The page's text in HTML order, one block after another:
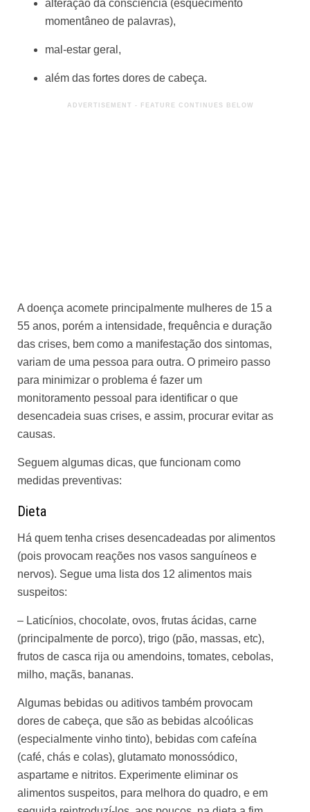
alteração da consciência (esquecimento
momentâneo de palavras),
mal-estar geral,
além das fortes dores de cabeça.
A doença acomete principalmente mulheres de 15 a
55 anos, porém a intensidade, frequência e duração
das crises, bem como a manifestação dos sintomas,
variam de uma pessoa para outra. O primeiro passo
para minimizar o problema é fazer um
monitoramento pessoal para identificar o que
desencadeia suas crises, e assim, procurar evitar as
causas.
Seguem algumas dicas, que funcionam como
medidas preventivas:
Dieta
Há quem tenha crises desencadeadas por alimentos
(pois provocam reações nos vasos sanguíneos e
nervos). Segue uma lista dos 12 alimentos mais
suspeitos:
– Laticínios, chocolate, ovos, frutas ácidas, carne
(principalmente de porco), trigo (pão, massas, etc),
frutos de casca rija ou amendoins, tomates, cebolas,
milho, maçãs, bananas.
Algumas bebidas ou aditivos também provocam
dores de cabeça, que são as bebidas alcoólicas
(especialmente vinho tinto), bebidas com cafeína
(café, chás e colas), glutamato monossódico,
aspartame e nitritos. Experimente eliminar os
alimentos suspeitos, para melhora do quadro, e em